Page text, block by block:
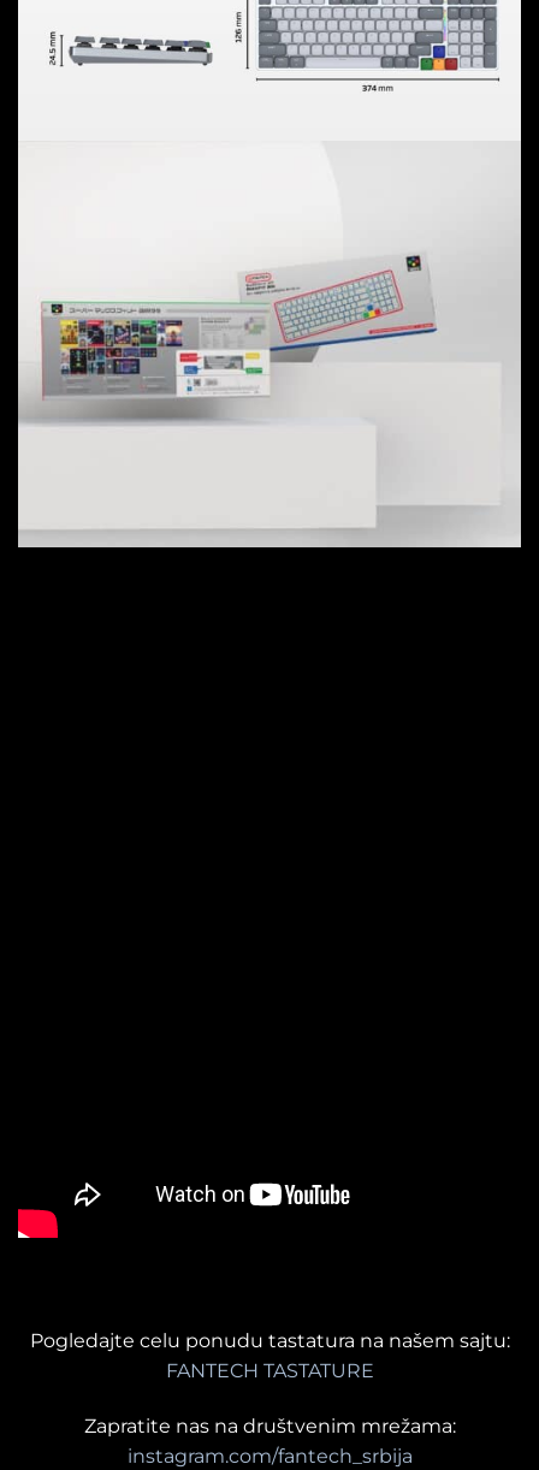
Pogledajte celu ponudu tastatura na našem sajtu:
FANTECH TASTATURE
Zapratite nas na društvenim mrežama:
instagram.com/fantech_srbija